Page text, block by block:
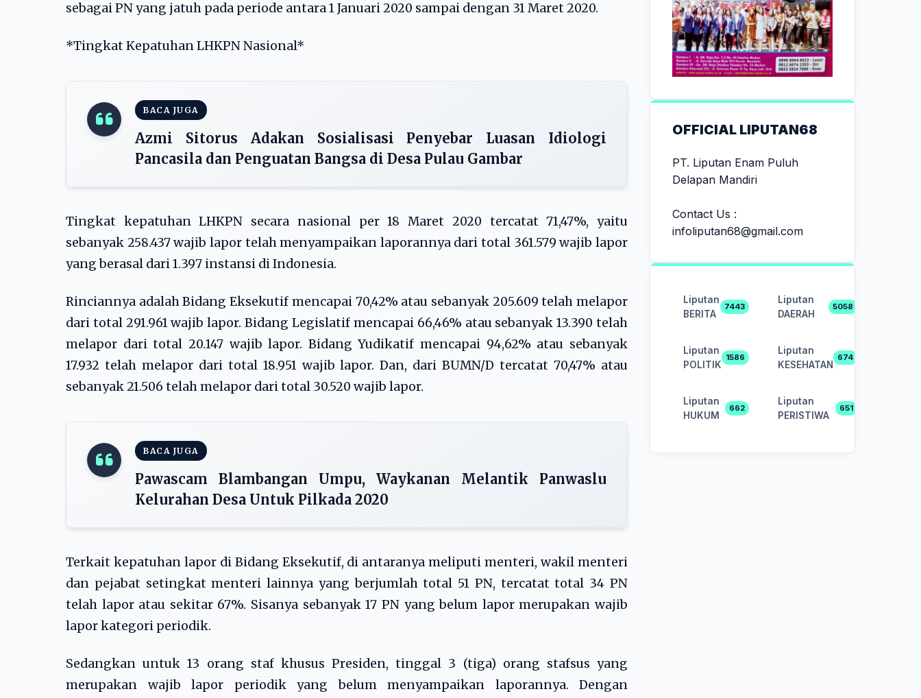
sebagai PN yang jatuh pada periode antara 1 Januari 2020 sampai dengan 31 Maret 2020.
*Tingkat Kepatuhan LHKPN Nasional*
BACA JUGA
Azmi Sitorus Adakan Sosialisasi Penyebar Luasan Idiologi
Pancasila dan Penguatan Bangsa di Desa Pulau Gambar
Tingkat kepatuhan LHKPN secara nasional per 18 Maret 2020 tercatat 71,47%, yaitu
sebanyak 258.437 wajib lapor telah menyampaikan laporannya dari total 361.579 wajib lapor
yang berasal dari 1.397 instansi di Indonesia.
Rinciannya adalah Bidang Eksekutif mencapai 70,42% atau sebanyak 205.609 telah melapor
dari total 291.961 wajib lapor. Bidang Legislatif mencapai 66,46% atau sebanyak 13.390 telah
melapor dari total 20.147 wajib lapor. Bidang Yudikatif mencapai 94,62% atau sebanyak
17.932 telah melapor dari total 18.951 wajib lapor. Dan, dari BUMN/D tercatat 70,47% atau
sebanyak 21.506 telah melapor dari total 30.520 wajib lapor.
BACA JUGA
Pawascam Blambangan Umpu, Waykanan Melantik Panwaslu
Kelurahan Desa Untuk Pilkada 2020
Terkait kepatuhan lapor di Bidang Eksekutif, di antaranya meliputi menteri, wakil menteri
dan pejabat setingkat menteri lainnya yang berjumlah total 51 PN, tercatat total 34 PN
telah lapor atau sekitar 67%. Sisanya sebanyak 17 PN yang belum lapor merupakan wajib
lapor kategori periodik.
Sedangkan untuk 13 orang staf khusus Presiden, tinggal 3 (tiga) orang stafsus yang
merupakan wajib lapor periodik yang belum menyampaikan laporannya. Dengan
OFFICIAL LIPUTAN68
PT. Liputan Enam Puluh
Delapan Mandiri
Contact Us :
infoliputan68@gmail.com
Liputan
BERITA
7443
Liputan
DAERAH
5058
Liputan
POLITIK
1586
Liputan
KESEHATAN
674
Liputan
HUKUM
662
Liputan
PERISTIWA
651